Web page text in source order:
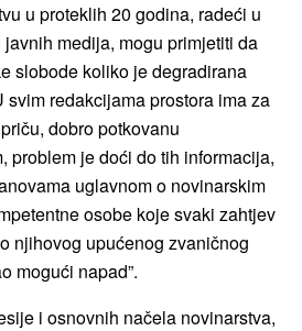
u proteklih 20 godina, radeći u
medija, mogu primjetiti da
slobode koliko je degradirana
svim redakcijama prostora ima za
dobro potkovanu
problem je doći do tih informacija,
uglavnom o novinarskim
osobe koje svaki zahtjev
njihovog upućenog zvaničnog
mogući napad”.
i osnovnih načela novinarstva,